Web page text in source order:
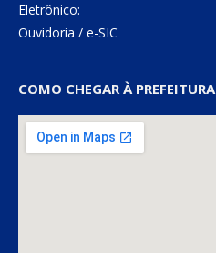
Eletrônico:
Ouvidoria / e-SIC
COMO CHEGAR À PREFEITURA